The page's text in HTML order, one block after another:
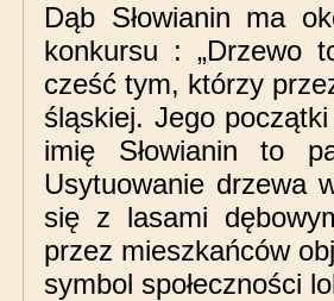
Dąb Słowianin ma
konkursu : „Drzewo
cześć tym, którzy
śląskiej. Jego
imię Słowianin to
Usytuowanie drzewa
się z lasami
przez mieszkańców
symbol społeczności